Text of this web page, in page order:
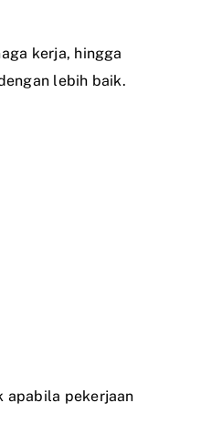
kerja, hingga
lebih baik.
apabila pekerjaan